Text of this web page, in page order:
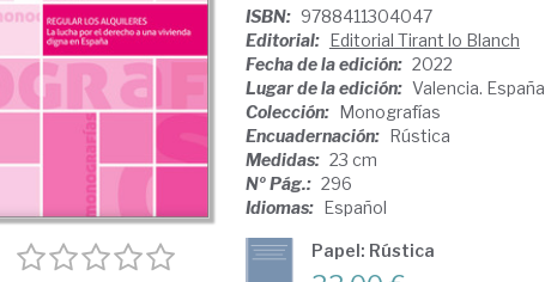
ISBN: 9788411304047
Editorial: Editorial Tirant lo Blanch
Fecha de la edición: 2022
Lugar de la edición: Valencia. España
Colección: Monografías
Encuadernación: Rústica
Medidas: 23 cm
Nº Pág.: 296
Idiomas: Español
Papel: Rústica